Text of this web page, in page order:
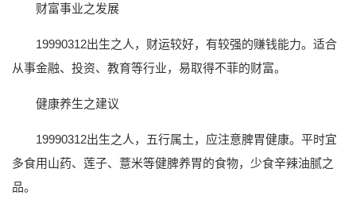
财富事业之发展
19990312出生之人，财运较好，有较强的赚钱能力。适合
从事金融、投资、教育等行业，易取得不菲的财富。
健康养生之建议
19990312出生之人，五行属土，应注意脾胃健康。平时宜
多食用山药、莲子、薏米等健脾养胃的食物，少食辛辣油腻之
品。